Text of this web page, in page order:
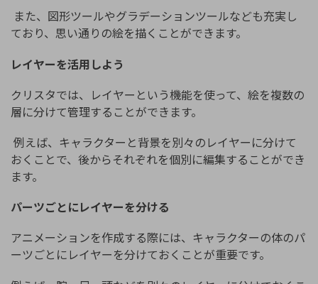
また、図形ツールやグラデーションツールなども充実し
ており、思い通りの絵を描くことができます。
レイヤーを活用しよう
クリスタでは、レイヤーという機能を使って、絵を複数の
層に分けて管理することができます。
例えば、キャラクターと背景を別々のレイヤーに分けて
おくことで、後からそれぞれを個別に編集することができ
ます。
パーツごとにレイヤーを分ける
アニメーションを作成する際には、キャラクターの体のパ
ーツごとにレイヤーを分けておくことが重要です。